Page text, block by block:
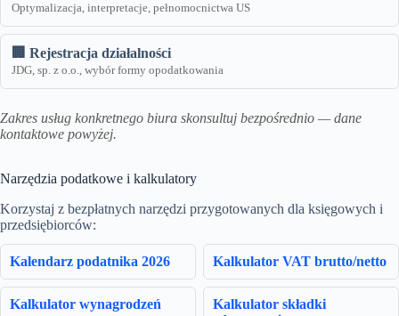
Optymalizacja, interpretacje, pełnomocnictwa US
🏢 Rejestracja działalności
JDG, sp. z o.o., wybór formy opodatkowania
Zakres usług konkretnego biura skonsultuj bezpośrednio — dane
kontaktowe powyżej.
Narzędzia podatkowe i kalkulatory
Korzystaj z bezpłatnych narzędzi przygotowanych dla księgowych i
przedsiębiorców:
Kalendarz podatnika 2026 Kalkulator VAT brutto/netto
Kalkulator wynagrodzeń
Kalkulator składki